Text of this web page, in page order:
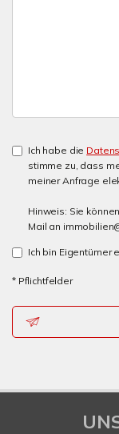
Ich habe die
stimme zu, dass
meiner Anfrage
Hinweis: Sie
Mail an
Ich bin Eigentümer
* Pflichtfelder